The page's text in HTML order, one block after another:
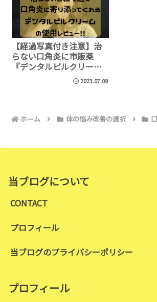
【経過写真付き注意】治
らない口角炎に市販薬
『デンタルピルクリー
2023.07.09
ホーム 体の悩み改善の選択
当ブログについて
CONTACT
プロフィール
当ブログのプライバシーポリシー
プロフィール